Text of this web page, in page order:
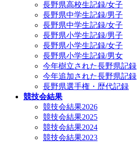
長野県高校生記録/女子
長野県中学生記録/男子
長野県中学生記録/女子
長野県小学生記録/男子
長野県小学生記録/女子
長野県小学生記録/男女
今年樹立された長野県記録
今年追加された長野県記録
長野県選手権・歴代記録
競技会結果
競技会結果2026
競技会結果2025
競技会結果2024
競技会結果2023